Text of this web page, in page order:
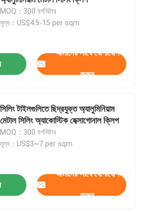
MOQ：300 বর্গমিটার
মূল্য：US$4.5-15 per sqm
আমাদের সাথে যোগাযোগ
করুন
সিলিং টাইলগুলিতে ছিদ্রযুক্ত অ্যালুমিনিয়াম
মেটাল সিলিং অ্যাকোস্টিক হেক্সাগোনাল ক্লিপ
MOQ：300 বর্গমিটার
মূল্য：US$3~7 per sqm
আমাদের সাথে যোগাযোগ
করুন